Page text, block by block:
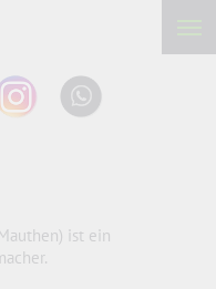
ist ein